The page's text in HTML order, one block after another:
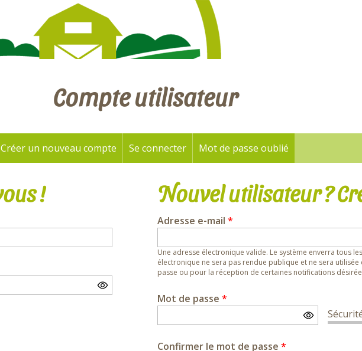
Compte utilisateur
Créer un nouveau compte Se connecter (onglet actif)
Mot de passe oublié
! Nouvel utilisateur ?
Adresse e-mail *
Une adresse électronique valide. Le système enverra tous
électronique ne sera pas rendue publique et ne sera
passe ou pour la réception de certaines notifications
Mot de passe *
Confirmer le mot de passe *